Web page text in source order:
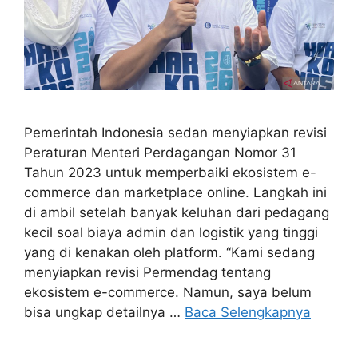
Pemerintah Indonesia sedan menyiapkan revisi
Peraturan Menteri Perdagangan Nomor 31
Tahun 2023 untuk memperbaiki ekosistem e-
commerce dan marketplace online. Langkah ini
di ambil setelah banyak keluhan dari pedagang
kecil soal biaya admin dan logistik yang tinggi
yang di kenakan oleh platform. “Kami sedang
menyiapkan revisi Permendag tentang
ekosistem e-commerce. Namun, saya belum
bisa ungkap detailnya … Baca Selengkapnya